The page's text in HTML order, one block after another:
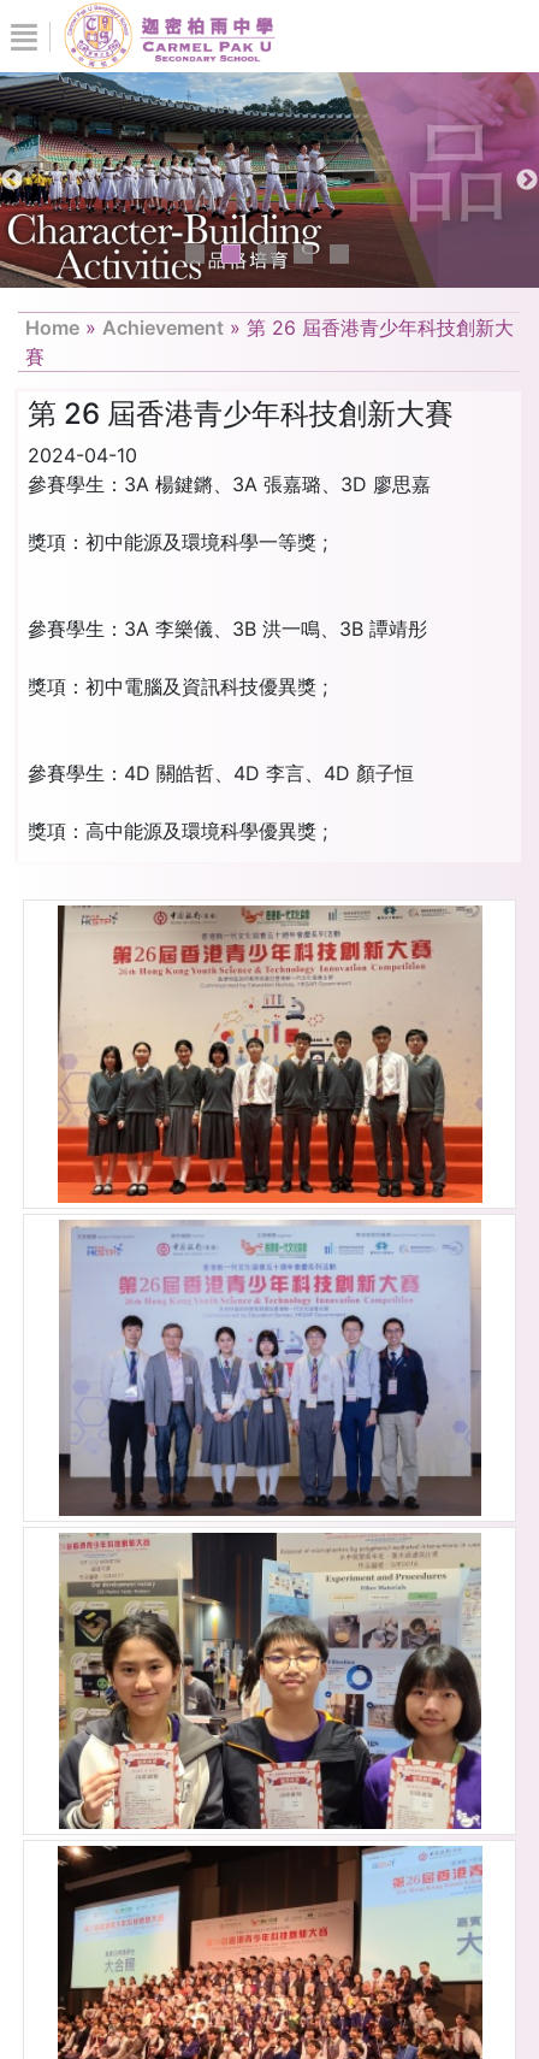
Home » Achievement » 第 26 屆香港青少年科技創新大
賽
第 26 屆香港青少年科技創新大賽
2024-04-10
參賽學生：3A 楊鍵鏘、3A 張嘉璐、3D 廖思嘉
獎項：初中能源及環境科學一等獎 ;
參賽學生：3A 李樂儀、3B 洪一鳴、3B 譚靖彤
獎項：初中電腦及資訊科技優異獎 ;
參賽學生：4D 關皓哲、4D 李言、4D 顏子恒
獎項：高中能源及環境科學優異獎 ;